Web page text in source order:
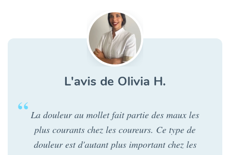
L'avis de Olivia H.
La douleur au mollet fait partie des maux les
plus courants chez les coureurs. Ce type de
douleur est d'autant plus important chez les